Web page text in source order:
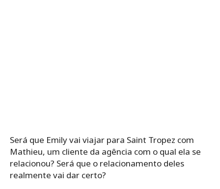
Será que Emily vai viajar para Saint Tropez com
Mathieu, um cliente da agência com o qual ela se
relacionou? Será que o relacionamento deles
realmente vai dar certo?